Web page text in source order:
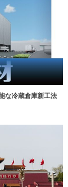
な冷蔵倉庫新工法